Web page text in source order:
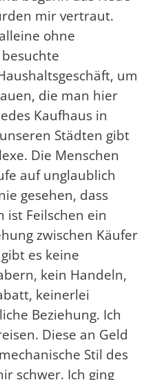
mir vertraut.
ohne
um
die man hier
Kaufhaus in
Städten gibt
Die Menschen
auf unglaublich
gesehen, dass
Feilschen ein
zwischen Käufer
es keine
kein Handeln,
keinerlei
Beziehung. Ich
Diese an Geld
Stil des
schwer. Ich ging